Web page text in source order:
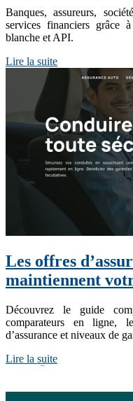
Banques, assureurs,
services financiers grâce
blanche et API.
Lire la suite
Les offres
maintiennent
Découvrez le guide
comparateurs en ligne,
d’assurance et niveaux de
Lire la suite